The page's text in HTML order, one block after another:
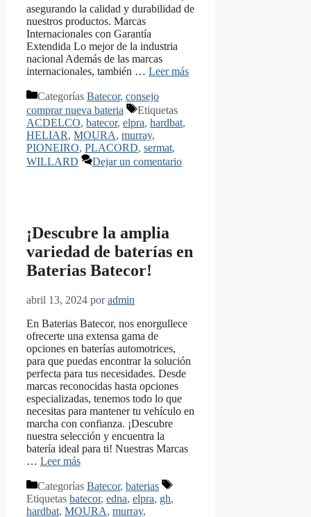
asegurando la calidad y durabilidad de
nuestros productos. Marcas
Internacionales con Garantía
Extendida Lo mejor de la industria
nacional Además de las marcas
internacionales, también … Leer más
Categorías Batecor, consejo
comprar nueva bateria
Etiquetas
ACDELCO, batecor, elpra, hardbat,
HELIAR, MOURA, murray,
PIONEIRO, PLACORD, sermat,
WILLARD
Dejar un comentario
¡Descubre la amplia
variedad de baterías en
Baterias Batecor!
abril 13, 2024 poradmin
En Baterias Batecor, nos enorgullece
ofrecerte una extensa gama de
opciones en baterías automotrices,
para que puedas encontrar la solución
perfecta para tus necesidades. Desde
marcas reconocidas hasta opciones
especializadas, tenemos todo lo que
necesitas para mantener tu vehículo en
marcha con confianza. ¡Descubre
nuestra selección y encuentra la
batería ideal para ti! Nuestras Marcas
… Leer más
Categorías Batecor, baterias
Etiquetas batecor, edna, elpra, gh,
hardbat, MOURA, murray,